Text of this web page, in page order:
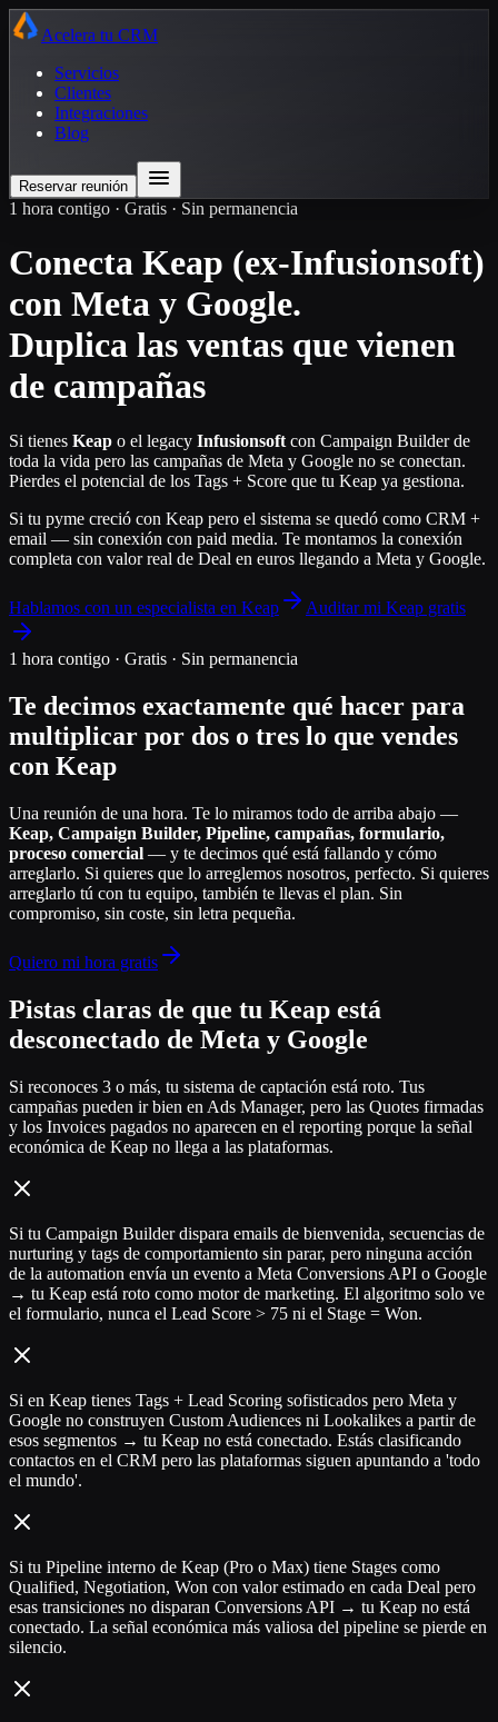
Acelera tu CRM
Servicios
Clientes
Integraciones
Blog
Reservar reunión
1 hora contigo · Gratis · Sin permanencia
Conecta Keap (ex-Infusionsoft)
con Meta y Google.
Duplica las ventas que vienen
de campañas
Si tienes Keap o el legacy Infusionsoft con Campaign Builder de
toda la vida pero las campañas de Meta y Google no se conectan.
Pierdes el potencial de los Tags + Score que tu Keap ya gestiona.
Si tu pyme creció con Keap pero el sistema se quedó como CRM +
email — sin conexión con paid media. Te montamos la conexión
completa con valor real de Deal en euros llegando a Meta y Google.
Hablamos con un especialista en Keap Auditar mi Keap gratis
1 hora contigo · Gratis · Sin permanencia
Te decimos exactamente qué hacer para
multiplicar por dos o tres lo que vendes
con Keap
Una reunión de una hora. Te lo miramos todo de arriba abajo —
Keap, Campaign Builder, Pipeline, campañas, formulario,
proceso comercial — y te decimos qué está fallando y cómo
arreglarlo. Si quieres que lo arreglemos nosotros, perfecto. Si quieres
arreglarlo tú con tu equipo, también te llevas el plan. Sin
compromiso, sin coste, sin letra pequeña.
Quiero mi hora gratis
Pistas claras de que tu Keap está
desconectado de Meta y Google
Si reconoces 3 o más, tu sistema de captación está roto. Tus
campañas pueden ir bien en Ads Manager, pero las Quotes firmadas
y los Invoices pagados no aparecen en el reporting porque la señal
económica de Keap no llega a las plataformas.
Si tu Campaign Builder dispara emails de bienvenida, secuencias de
nurturing y tags de comportamiento sin parar, pero ninguna acción
de la automation envía un evento a Meta Conversions API o Google
→ tu Keap está roto como motor de marketing. El algoritmo solo ve
el formulario, nunca el Lead Score > 75 ni el Stage = Won.
Si en Keap tienes Tags + Lead Scoring sofisticados pero Meta y
Google no construyen Custom Audiences ni Lookalikes a partir de
esos segmentos → tu Keap no está conectado. Estás clasificando
contactos en el CRM pero las plataformas siguen apuntando a 'todo
el mundo'.
Si tu Pipeline interno de Keap (Pro o Max) tiene Stages como
Qualified, Negotiation, Won con valor estimado en cada Deal pero
esas transiciones no disparan Conversions API → tu Keap no está
conectado. La señal económica más valiosa del pipeline se pierde en
silencio.